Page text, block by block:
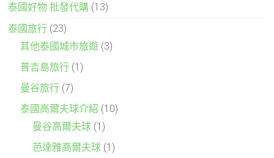
泰國好物 批發代購 (13)
泰國旅行 (23)
其他泰國城市旅遊 (3)
普吉島旅行 (1)
曼谷旅行 (7)
泰國高爾夫球介紹 (10)
曼谷高爾夫球 (1)
芭達雅高爾夫球 (1)